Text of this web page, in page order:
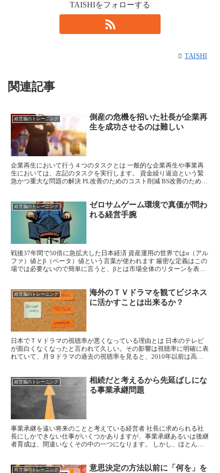
TAISHIをフォローする
TAISHI
関連記事
経営脳のトレーニング
倒産の危機を招いた社長が企業再
生を成功させるのは難しい
企業再生において行う４つのタスクとは 一般的な企業再生や事業再
生においては、左記のタスクを実行します。 資金繰り逼迫という緊
急かつ重大な問題の解決 PL改善のためのコスト削減 BS改善のための
経営脳のトレーニング
ゼロサムゲーム環境で真価が問わ
れる経営手腕
戦後37年間で50倍に急拡大した日本経済 資産運用の世界ではα（アル
ファ）値とβ（ベータ）値という言葉が使われます 厳密な定義はこの
場では必要ないので簡単に言うと、βとは市場全体のリターンを表す
経営脳のトレーニング
海外のＴＶドラマを観てビジネス
に活かすことは出来るか？
日本でＴＶドラマの視聴率が悪くなっている理由とは 日本のテレビ
が面白くなくなったと言われて久しい。その影響は視聴率に明確に表
れていて、月９ドラマの過去の視聴率を見ると、2010年以前は高視
経営脳のトレーニング
相続だと考えるから先延ばしにな
る事業承継問題
事業承継を遠い将来のことと考えている経営者 社長に求められる社
長にしかできない仕事がいくつかありますが、事業承継あるいは後継
者育成は、間違いなくその中の一つになります。 しかし、ほとんど
経営脳のトレーニング
意思決定の方法以前に「何を」を